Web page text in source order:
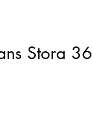
Stora 36